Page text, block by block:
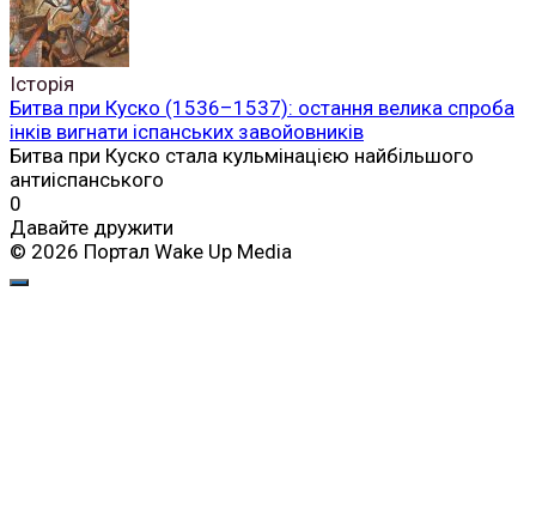
Історія
Битва при Куско (1536–1537): остання велика спроба
інків вигнати іспанських завойовників
Битва при Куско стала кульмінацією найбільшого
антиіспанського
0
Давайте дружити
© 2026 Портал Wake Up Media